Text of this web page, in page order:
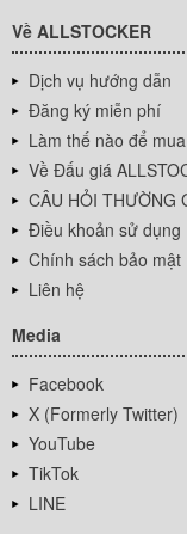
Về ALLSTOCKER
Dịch vụ hướng dẫn
Đăng ký miễn phí
Làm thế nào để mua
Về Đấu giá
CÂU HỎI THƯỜNG
Điều khoản sử dụng
Chính sách bảo mật
Liên hệ
Media
Facebook
X (Formerly Twitter)
YouTube
TikTok
LINE